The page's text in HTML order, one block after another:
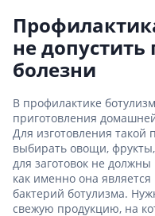
не допустить
болезни
В профилактике
приготовления
Для изготовления
выбирать овощи,
для заготовок не
как именно она
бактерий ботулизма.
свежую продукцию, на